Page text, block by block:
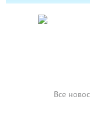
Все